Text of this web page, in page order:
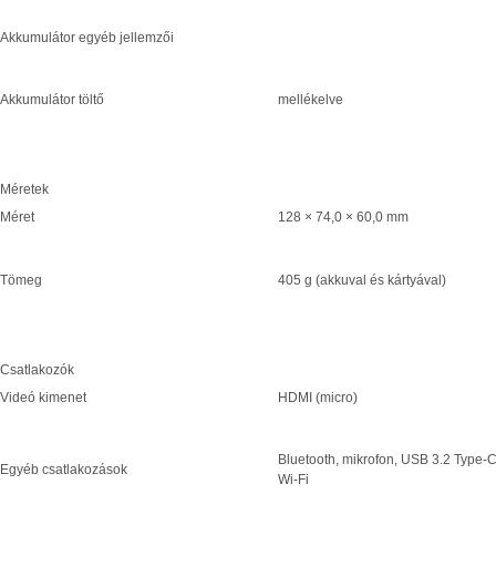
Akkumulátor egyéb jellemzői
Akkumulátor töltő mellékelve
Méretek
Méret
128 × 74,0 × 60,0 mm
Tömeg 405 g (akkuval és kártyával)
Csatlakozók
Videó kimenet
HDMI (micro)
Egyéb csatlakozások
Bluetooth, mikrofon, USB 3.2 Type-
Wi-Fi